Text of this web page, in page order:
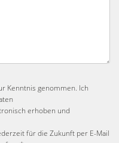
Kenntnis genommen. Ich
erhoben und
für die Zukunft per E-Mail